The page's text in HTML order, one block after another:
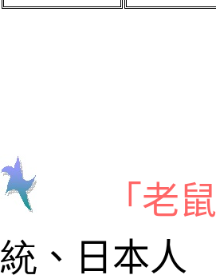
「 老鼠
統 、 日本人